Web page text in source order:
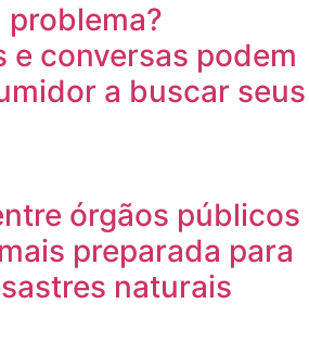
e conversas podem
a buscar seus
órgãos públicos
preparada para
naturais